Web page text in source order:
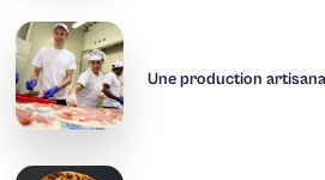
Une production